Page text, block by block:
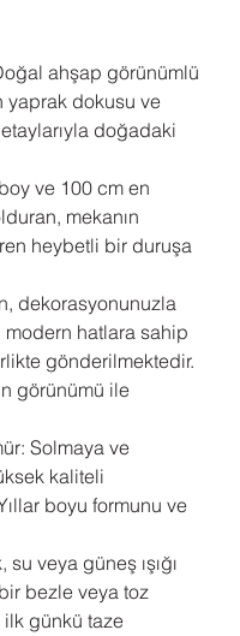
ahşap görünümlü
yaprak dokusu ve
doğadaki
ve 100 cm en
mekanın
heybetli bir duruşa
dekorasyonunuzla
hatlara sahip
gönderilmektedir.
görünümü ile
Solmaya ve
kaliteli
boyu formunu ve
su veya güneş ışığı
bezle veya toz
ilk günkü taze